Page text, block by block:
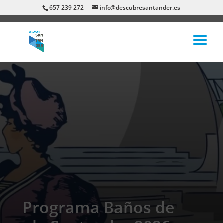
657 239 272 info@descubresantander.es
Programa Baños de